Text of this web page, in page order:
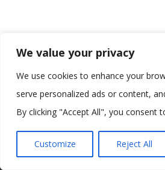
We value your privacy
We use cookies to enhance your
serve personalized ads or content,
By clicking "Accept All", you consent
Customize Reject All
Koristimo kolačiće kako bismo vam
našoj web stranici.
Informacije o kolačićima koje
Prihvaćam